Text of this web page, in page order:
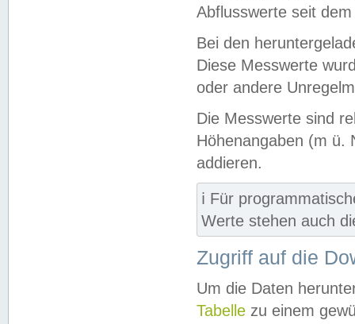
Abflusswerte seit
Bei den
Diese Messwerte
oder andere
Die Messwerte sind
Höhenangaben (m ü.
addieren.
ℹ️ Für
Werte stehen auch
Zugriff auf die
Um die Daten
Tabelle zu einem